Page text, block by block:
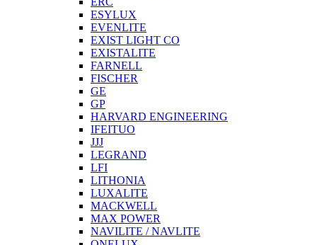
ESYLUX
EVENLITE
EXIST LIGHT CO
EXISTALITE
FARNELL
FISCHER
GE
GP
HARVARD ENGINEERING
IFEITUO
JJJ
LEGRAND
LFI
LITHONIA
LUXALITE
MACKWELL
MAX POWER
NAVILITE / NAVLITE